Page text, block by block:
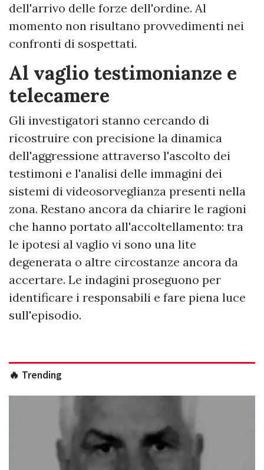
dell'arrivo delle forze dell'ordine. Al
momento non risultano provvedimenti nei
confronti di sospettati.
Al vaglio testimonianze e
telecamere
Gli investigatori stanno cercando di
ricostruire con precisione la dinamica
dell'aggressione attraverso l'ascolto dei
testimoni e l'analisi delle immagini dei
sistemi di videosorveglianza presenti nella
zona. Restano ancora da chiarire le ragioni
che hanno portato all'accoltellamento: tra
le ipotesi al vaglio vi sono una lite
degenerata o altre circostanze ancora da
accertare. Le indagini proseguono per
identificare i responsabili e fare piena luce
sull'episodio.
🔥 Trending